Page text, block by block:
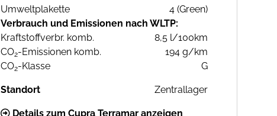
Umweltplakette
4 (Green)
Verbrauch und Emissionen nach WLTP:
Kraftstoffverbr. komb.
8,5 l/100km
CO2-Emissionen komb.
194 g/km
CO2-Klasse G
Standort Zentrallager
Details zum Cupra Terramar anzeigen